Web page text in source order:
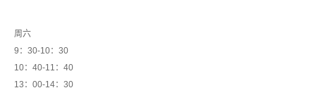
周六
9：30-10：30
10：40-11：40
13：00-14：30